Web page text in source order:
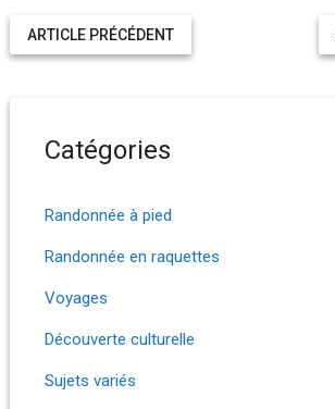
ARTICLE PRÉCÉDENT
Catégories
Randonnée à pied
Randonnée en raquettes
Voyages
Découverte culturelle
Sujets variés